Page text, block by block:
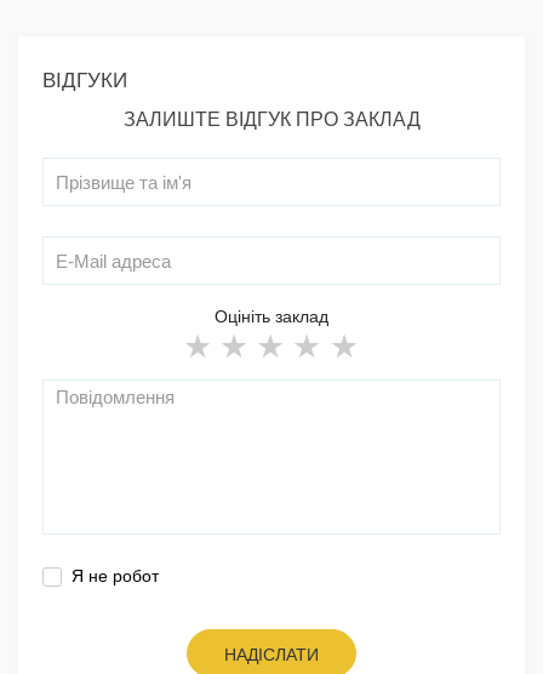
ВІДГУКИ
ЗАЛИШТЕ ВІДГУК ПРО ЗАКЛАД
Оцініть заклад
Я не робот
НАДІСЛАТИ